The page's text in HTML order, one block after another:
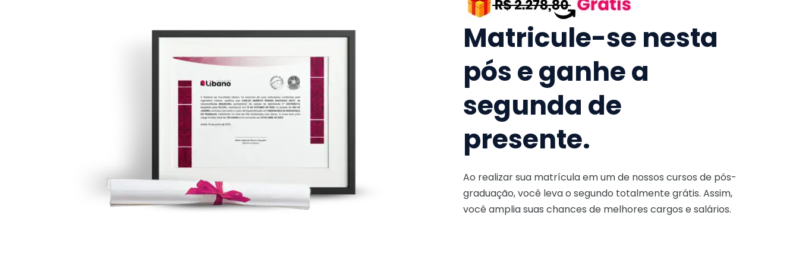
Matricule-se nesta
pós e ganhe a
segunda de
presente.
Ao realizar sua matrícula em um de nossos cursos de pós-
graduação, você leva o segundo totalmente grátis. Assim,
você amplia suas chances de melhores cargos e salários.